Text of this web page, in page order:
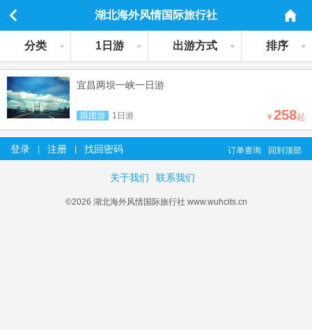
湖北海外风情国际旅行社
分类 1日游 出游方式 排序
宜昌两坝一峡一日游
跟团游 1日游 ￥ 258起
登录 注册 找回密码 回到顶部
订单查询
关于我们 联系我们
©2026 湖北海外风情国际旅行社 www.wuhcits.cn